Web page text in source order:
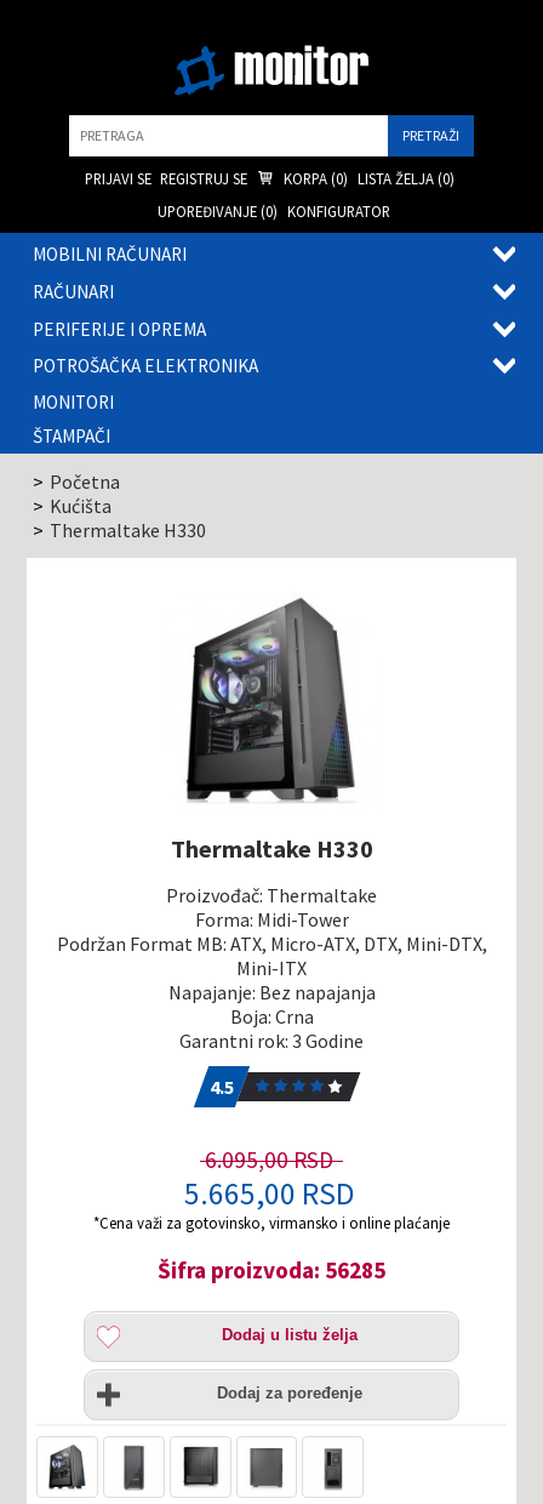
PRIJAVI SE REGISTRUJ SE KORPA (0) LISTA ŽELJA (0)
UPOREĐIVANJE (0) KONFIGURATOR
MOBILNI RAČUNARI
RAČUNARI
PERIFERIJE I OPREMA
POTROŠAČKA ELEKTRONIKA
MONITORI
ŠTAMPAČI
Početna
Kućišta
Thermaltake H330
Thermaltake H330
Proizvođač: Thermaltake
Forma: Midi-Tower
Podržan Format MB: ATX, Micro-ATX, DTX, Mini-DTX,
Mini-ITX
Napajanje: Bez napajanja
Boja: Crna
Garantni rok: 3 Godine
4.5
6.095,00 RSD
5.665,00 RSD
*Cena važi za gotovinsko, virmansko i online plaćanje
Šifra proizvoda: 56285
Dodaj
listu
želja
Dodaj u listu želja
Uporedi
Dodaj za poređenje